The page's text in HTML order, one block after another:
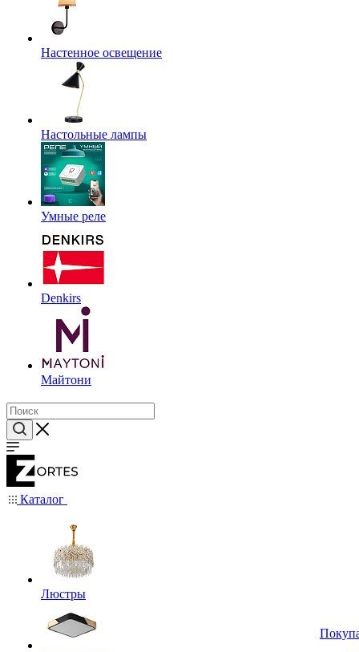
Настенное освещение
Настольные лампы
Умные реле
Denkirs
Майтони
Каталог
Люстры